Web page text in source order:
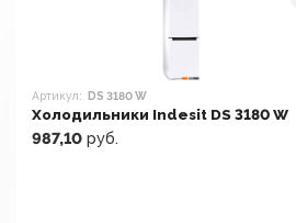
Артикул: DS 3180 W
Холодильники Indesit DS 3180 W
987,10 руб.